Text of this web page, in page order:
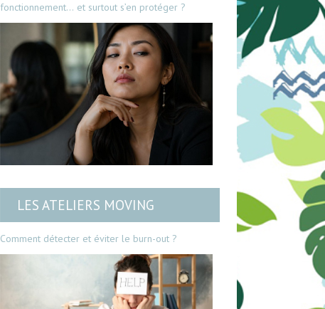
fonctionnement… et surtout s’en protéger ?
LES ATELIERS MOVING
Comment détecter et éviter le burn-out ?